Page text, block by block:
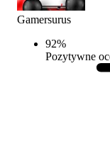
Gamersurus
92%
Pozytywne